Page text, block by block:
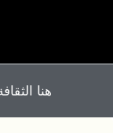
هنا الثقافة 2025 © جميع الحقوق